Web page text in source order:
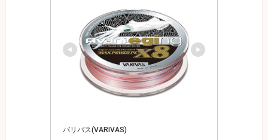
バリバス(VARIVAS)